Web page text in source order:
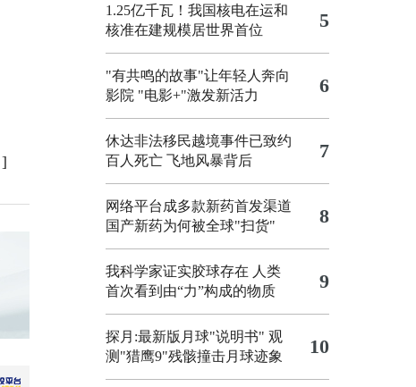
]
1.25亿千瓦！我国核电在运和
核准在建规模居世界首位
5
"有共鸣的故事"让年轻人奔向
影院 "电影+"激发新活力 6
休达非法移民越境事件已致约
百人死亡 飞地风暴背后 7
网络平台成多款新药首发渠道
国产新药为何被全球"扫货"
8
我科学家证实胶球存在 人类
首次看到由“力”构成的物质
9
探月:最新版月球"说明书" 观
测"猎鹰9"残骸撞击月球迹象
10